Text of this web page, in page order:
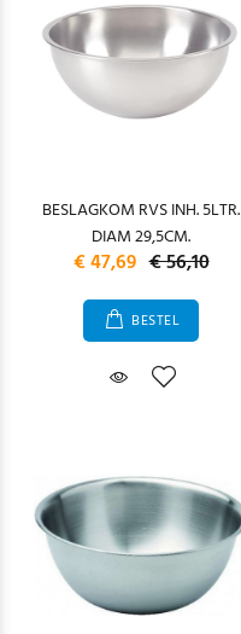
BESLAGKOM RVS INH. 5LTR.
DIAM 29,5CM.
€ 47,69 € 56,10
BESTEL